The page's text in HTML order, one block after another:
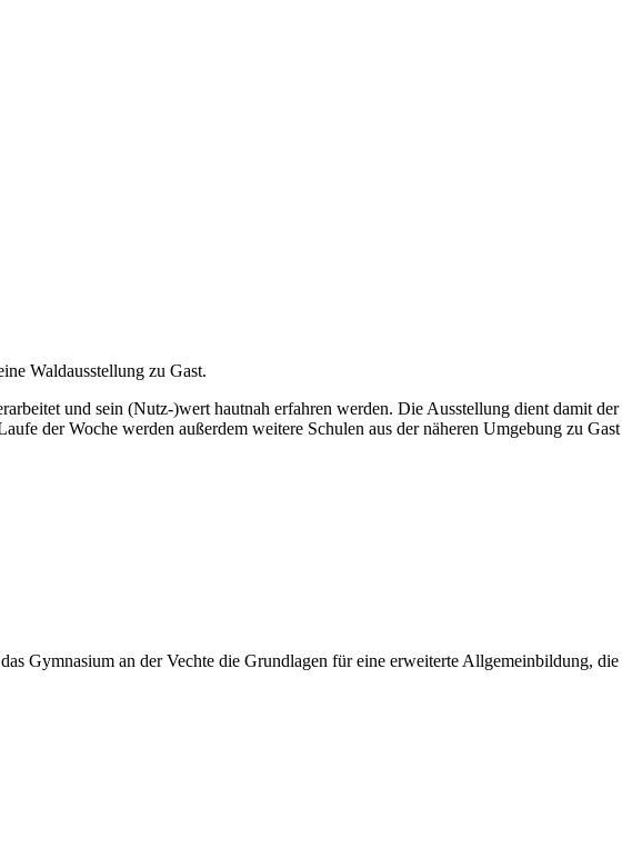
Waldausstellung zu Gast.
und sein (Nutz-)wert hautnah erfahren werden. Die Ausstellung dient damit
der Woche werden außerdem weitere Schulen aus der näheren Umgebung zu
Gymnasium an der Vechte die Grundlagen für eine erweiterte Allgemeinbildung,